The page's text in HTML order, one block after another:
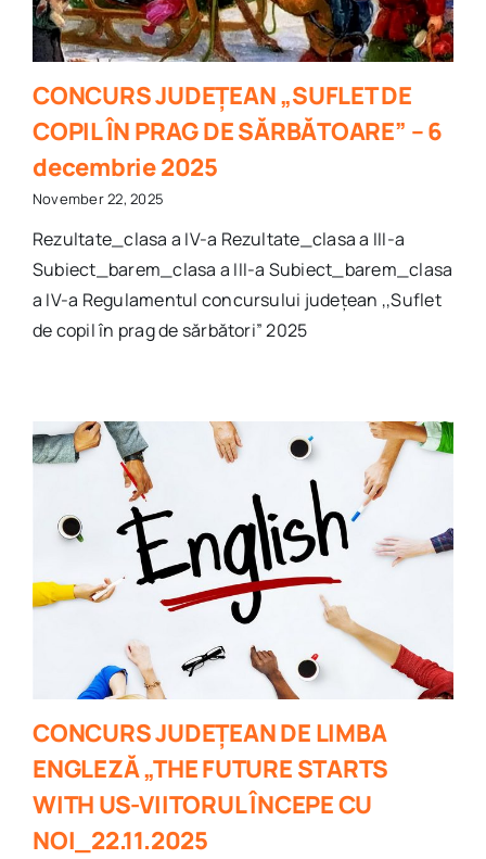
CONCURS JUDEȚEAN „SUFLET DE
COPIL ÎN PRAG DE SĂRBĂTOARE” – 6
decembrie 2025
November 22, 2025
Rezultate_clasa a IV-a Rezultate_clasa a III-a
Subiect_barem_clasa a III-a Subiect_barem_clasa
a IV-a Regulamentul concursului județean ,,Suflet
de copil în prag de sărbători” 2025
CONCURS JUDEȚEAN DE LIMBA
ENGLEZĂ „THE FUTURE STARTS
WITH US-VIITORUL ÎNCEPE CU
NOI_22.11.2025